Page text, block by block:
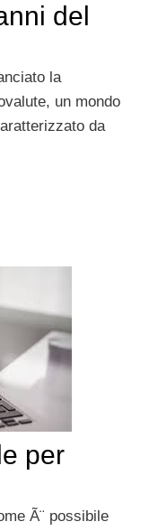
del
la
un mondo
da
per
Ã¨ possibile